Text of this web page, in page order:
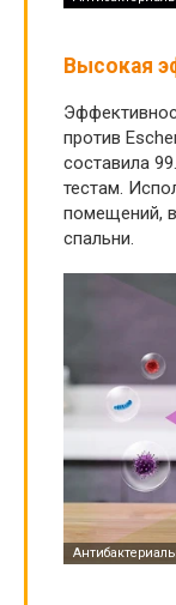
Высокая
против
составила
тестам.
помещений,
спальни.